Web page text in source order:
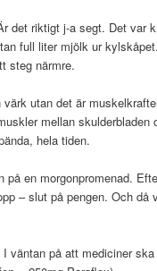
det riktigt j-a segt. Det var
full liter mjölk ur
steg närmre.
utan det är
mellan skulderbladen
hela tiden.
på en morgonpromenad.
– slut på pengen. Och då
väntan på att mediciner ska